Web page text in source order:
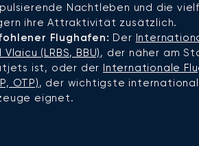
Nachtleben und die
ihre Attraktivität zusätzlich.
Flughafen: Der
Vlaicu (LRBS, BBU), der näher am
ist, oder der Internationale
OTP), der wichtigste
eignet.